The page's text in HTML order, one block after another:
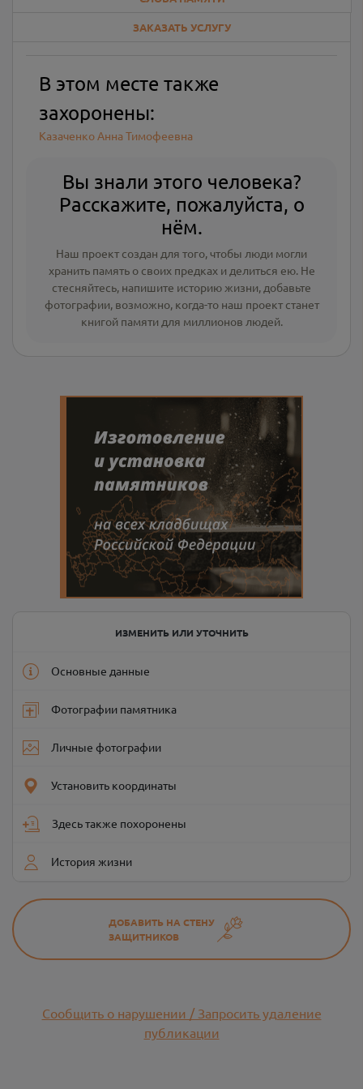
ЗАКАЗАТЬ УСЛУГУ
В этом месте также
захоронены:
Казаченко Анна Тимофеевна
Вы знали этого человека?
Расскажите, пожалуйста, о
нём.
Наш проект создан для того, чтобы люди могли
хранить память о своих предках и делиться ею. Не
стесняйтесь, напишите историю жизни, добавьте
фотографии, возможно, когда-то наш проект станет
книгой памяти для миллионов людей.
ИЗМЕНИТЬ ИЛИ УТОЧНИТЬ
Основные данные
Фотографии памятника
Личные фотографии
Установить координаты
Здесь также похоронены
История жизни
ДОБАВИТЬ НА СТЕНУ
ЗАЩИТНИКОВ
Сообщить о нарушении / Запросить удаление
публикации